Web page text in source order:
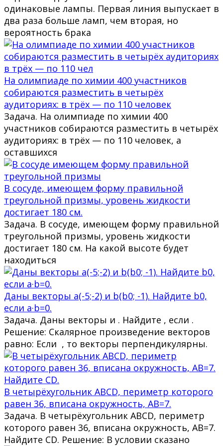
одинаковые лампы. Первая линия выпускает в
два раза больше ламп, чем вторая, но
вероятность брака
На олимпиаде по химии 400 участников
собираются разместить в четырёх
аудиториях: в трёх — по 110 человек
Задача. На олимпиаде по химии 400
участников собираются разместить в четырёх
аудиториях: в трёх — по 110 человек, а
оставшихся
В сосуде, имеющем форму правильной
треугольной призмы, уровень жидкости
достигает 180 см.
Задача. В сосуде, имеющем форму правильной
треугольной призмы, уровень жидкости
достигает 180 см. На какой высоте будет
находиться
Даны векторы a(-5;-2) и b(b0; -1). Найдите b0,
если a·b=0.
Задача. Даны векторы и . Найдите , если .
Решение: Скалярное произведение векторов
равно: Если , то векторы перпендикулярны.
В четырёхугольник ABCD, периметр которого
равен 36, вписана окружность, AB=7.
Задача. В четырёхугольник ABCD, периметр
которого равен 36, вписана окружность, AB=7.
Найдите CD. Решение: В условии сказано